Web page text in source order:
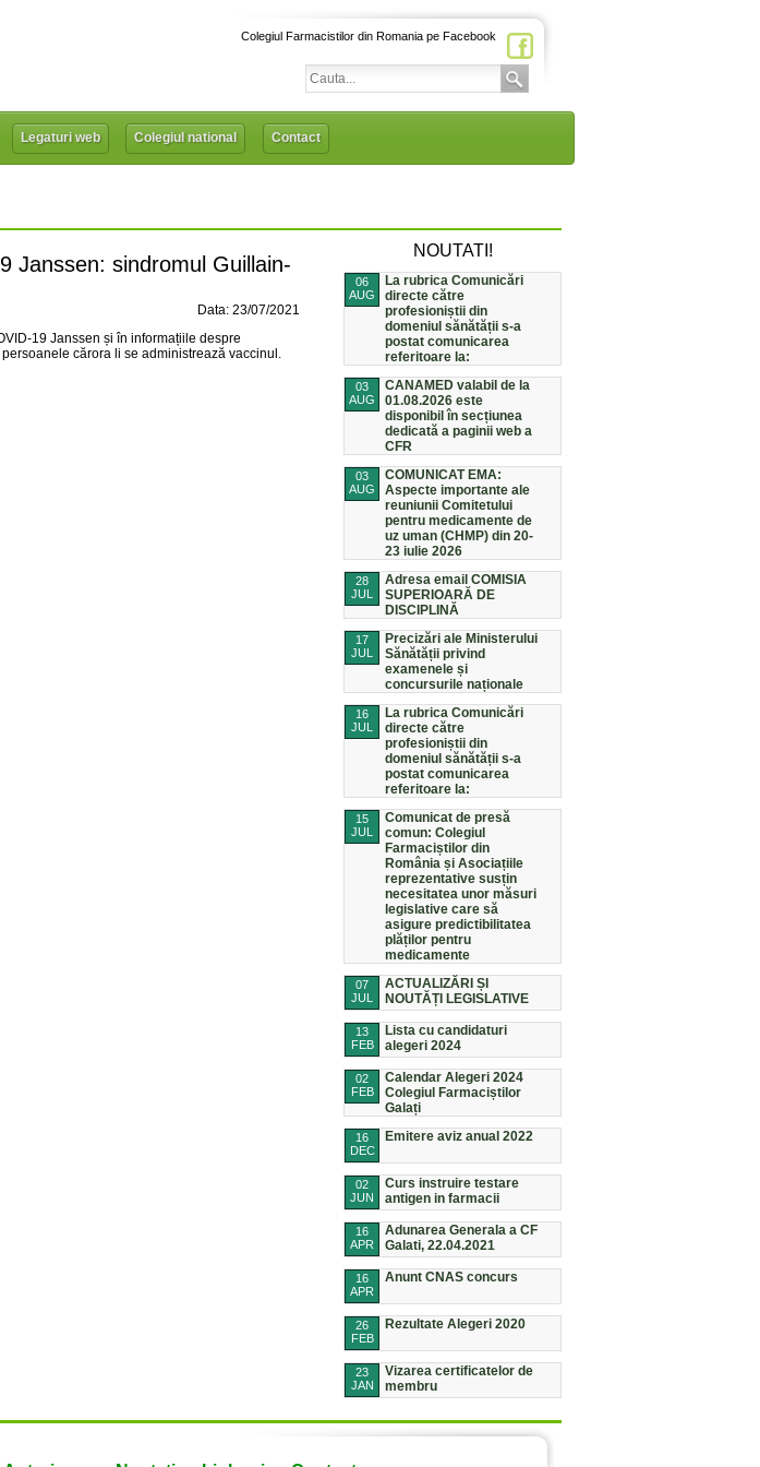
Colegiul Farmacistilor din Romania pe Facebook
Legaturi web Colegiul national Contact
Janssen: sindromul Guillain-
Data: 23/07/2021
19 Janssen și în informațiile despre
cărora li se administrează vaccinul.
NOUTATI!
06
AUG
La rubrica Comunicări
directe către
profesioniștii din
domeniul sănătății s-a
postat comunicarea
referitoare la:
03
AUG
CANAMED valabil de la
01.08.2026 este
disponibil în secțiunea
dedicată a paginii web a
CFR
03
AUG
COMUNICAT EMA:
Aspecte importante ale
reuniunii Comitetului
pentru medicamente de
uz uman (CHMP) din 20-
23 iulie 2026
28
JUL
Adresa email COMISIA
SUPERIOARĂ DE
DISCIPLINĂ
17
JUL
Precizări ale Ministerului
Sănătății privind
examenele și
concursurile naționale
16
JUL
La rubrica Comunicări
directe către
profesioniștii din
domeniul sănătății s-a
postat comunicarea
referitoare la:
15
JUL
Comunicat de presă
comun: Colegiul
Farmaciștilor din
România și Asociațiile
reprezentative susțin
necesitatea unor măsuri
legislative care să
asigure predictibilitatea
plăților pentru
medicamente
07
JUL
ACTUALIZĂRI ȘI
NOUTĂȚI LEGISLATIVE
13
FEB
Lista cu candidaturi
alegeri 2024
02
FEB
Calendar Alegeri 2024
Colegiul Farmaciștilor
Galați
16
DEC
Emitere aviz anual 2022
02
JUN
Curs instruire testare
antigen in farmacii
16
APR
Adunarea Generala a CF
Galati, 22.04.2021
16
APR
Anunt CNAS concurs
26
FEB
Rezultate Alegeri 2020
23
JAN
Vizarea certificatelor de
membru